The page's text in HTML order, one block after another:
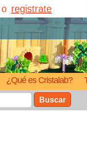
¿Qué es Cristalab?
registrate
Buscar